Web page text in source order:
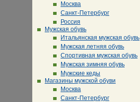
Москва
Санкт-Петербург
Россия
Мужская обувь
Итальянская мужская обувь
Мужская летняя обувь
Спортивная мужская обувь
Мужская зимняя обувь
Мужские кеды
Магазины мужской обуви
Москва
Санкт-Петербург